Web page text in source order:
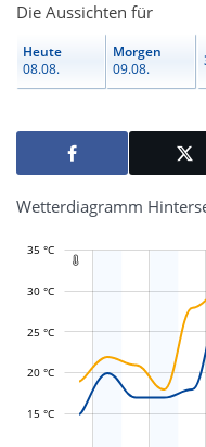
Die Aussichten für
Heute
08.08.
Morgen
09.08.
Wetterdiagramm

20 °C
35 °C
30 °C
25 °C
15 °C